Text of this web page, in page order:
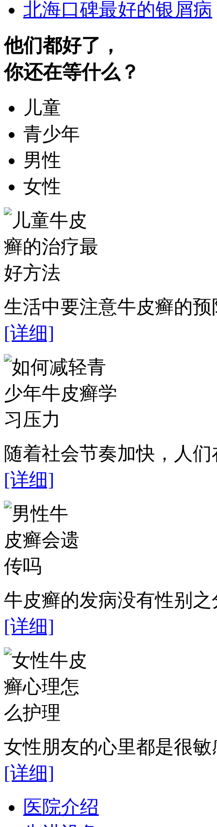
北海口碑最好的银屑病
他们都好了，
你还在等什么？
儿童
青少年
男性
女性
生活中要注意牛皮癣的
[详细]
随着社会节奏加快，人
[详细]
牛皮癣的发病没有性别
[详细]
女性朋友的心里都是很
[详细]
医院介绍